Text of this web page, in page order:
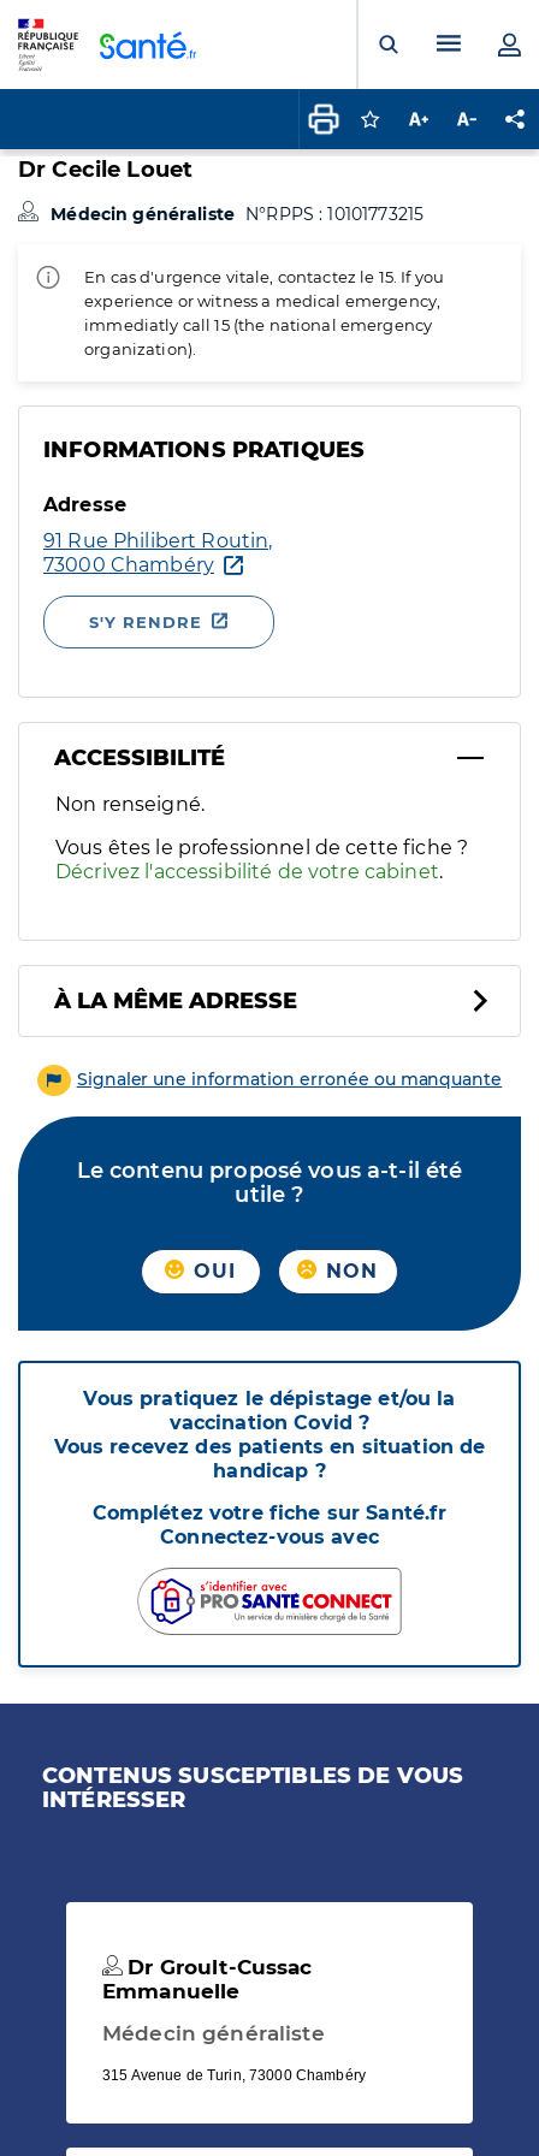
Ouvrir laMenu
Connectez-vous
Augmenter la
Dr Cecile Louet
Médecin généraliste N°RPPS : 10101773215
En cas d'urgence vitale, contactez le 15. If you
experience or witness a medical emergency,
immediatly call 15 (the national emergency
organization).
INFORMATIONS PRATIQUES
Adresse
91 Rue Philibert Routin,
73000 Chambéry
S'Y RENDRE
ACCESSIBILITÉ
Filtres
Sélectionnez un ou plusieurs handicaps/besoins
Non renseigné.
Vous êtes le professionnel de cette fiche ?
Décrivez l'accessibilité de votre cabinet.
À LA MÊME ADRESSE
Signaler une information erronée ou manquante
Le contenu proposé vous a-t-il été
utile ?
OUI NON
Vous pratiquez le dépistage et/ou la
vaccination Covid ?
Vous recevez des patients en situation de
handicap ?
Complétez votre fiche sur Santé.fr
Connectez-vous avec
CONTENUS SUSCEPTIBLES DE VOUS
INTÉRESSER
Dr Groult-Cussac
Emmanuelle
Médecin généraliste
315 Avenue de Turin, 73000 Chambéry